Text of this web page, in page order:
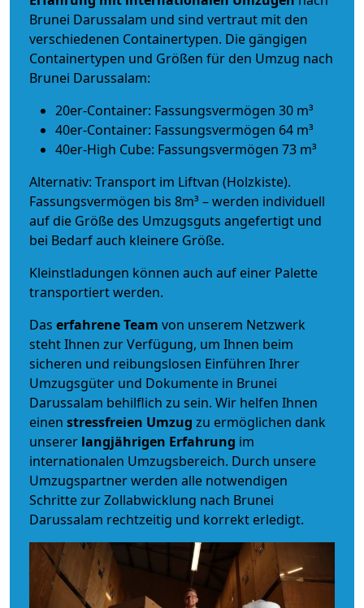
Brunei Darussalam und sind vertraut mit den
verschiedenen Containertypen. Die gängigen
Containertypen und Größen für den Umzug nach
Brunei Darussalam:
20er-Container: Fassungsvermögen 30 m³
40er-Container: Fassungsvermögen 64 m³
40er-High Cube: Fassungsvermögen 73 m³
Alternativ: Transport im Liftvan (Holzkiste).
Fassungsvermögen bis 8m³ – werden individuell
auf die Größe des Umzugsguts angefertigt und
bei Bedarf auch kleinere Größe.
Kleinstladungen können auch auf einer Palette
transportiert werden.
Das erfahrene Team von unserem Netzwerk
steht Ihnen zur Verfügung, um Ihnen beim
sicheren und reibungslosen Einführen Ihrer
Umzugsgüter und Dokumente in Brunei
Darussalam behilflich zu sein. Wir helfen Ihnen
einen stressfreien Umzug zu ermöglichen dank
unserer langjährigen Erfahrung im
internationalen Umzugsbereich. Durch unsere
Umzugspartner werden alle notwendigen
Schritte zur Zollabwicklung nach Brunei
Darussalam rechtzeitig und korrekt erledigt.